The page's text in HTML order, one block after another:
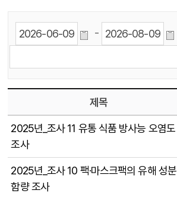
-
제목
2025년_조사 11 유통 식품 방사능 오염도
조사
2025년_조사 10 팩·마스크팩의 유해 성분
함량 조사